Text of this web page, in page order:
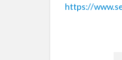
https://